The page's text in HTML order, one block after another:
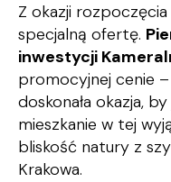
Z okazji
specjalną ofertę.
inwestycji
promocyjnej cenie
doskonała okazja,
mieszkanie w tej
bliskość natury z
Krakowa.